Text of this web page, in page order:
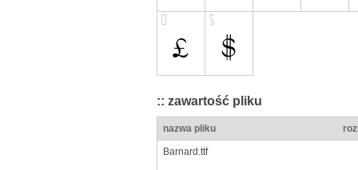
:: zawartość pliku
nazwa pliku
Barnard.ttf